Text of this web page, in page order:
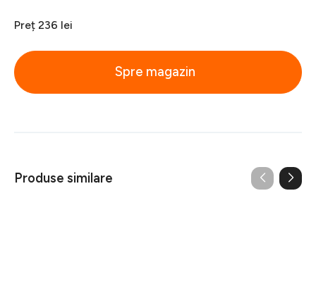
Preț 236 lei
Spre magazin
Produse similare